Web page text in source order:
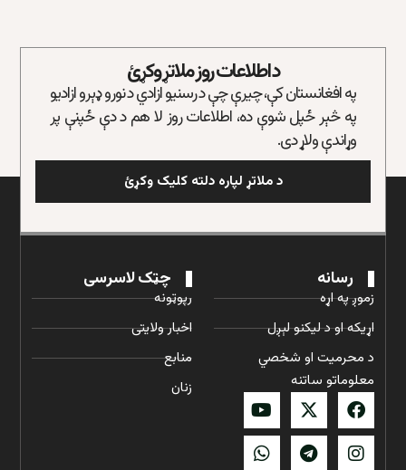
د اطلاعات روز ملاتړ وکړئ
په افغانستان کې، چیرې چې د رسنیو ازادي د نورو ډېرو ازادیو
په څېر ځپل شوې ده، اطلاعات روز لا هم د دې ځپنې پر
وړاندې ولاړ دی.
د ملاتړ لپاره دلته کلیک وکړئ
رسانه
زموږ په اړه
اړیکه او د لیکنو لېږل
د محرمیت او شخصي
معلوماتو ساتنه
چټک لاسرسی
رپوټونه
اخبار ولایتی
منابع
زنان